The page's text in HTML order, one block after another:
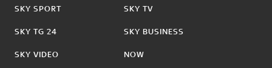
SKY SPORT
SKY TG 24
SKY VIDEO
SKY TV
SKY BUSINESS
NOW